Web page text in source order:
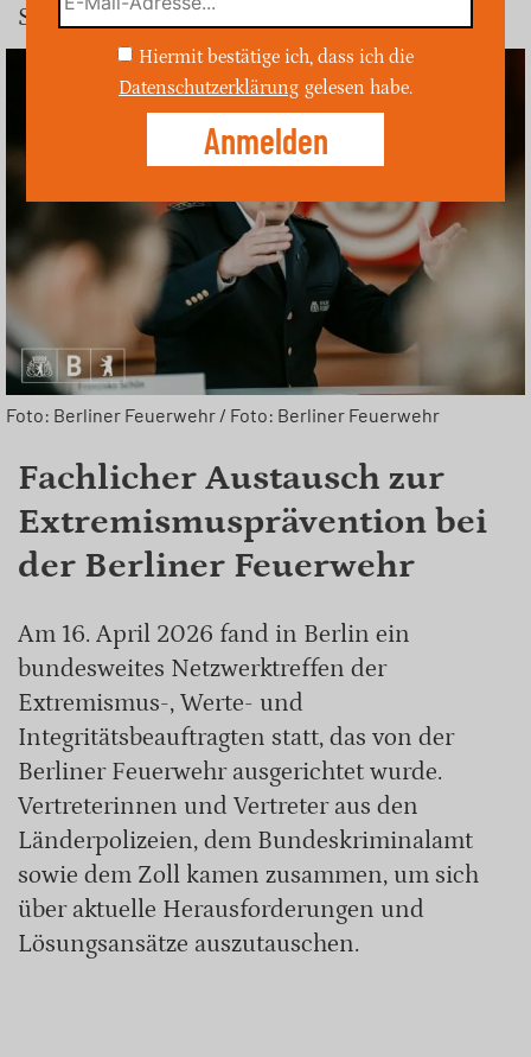
Sicherheitsbehörden.
Foto: Berliner Feuerwehr / Foto: Berliner Feuerwehr
Fachlicher Austausch zur
Extremismusprävention bei
der Berliner Feuerwehr
Am 16. April 2026 fand in Berlin ein
bundesweites Netzwerktreffen der
Extremismus-, Werte- und
Integritätsbeauftragten statt, das von der
Berliner Feuerwehr ausgerichtet wurde.
Vertreterinnen und Vertreter aus den
Länderpolizeien, dem Bundeskriminalamt
sowie dem Zoll kamen zusammen, um sich
über aktuelle Herausforderungen und
Lösungsansätze auszutauschen.
Hiermit bestätige ich, dass ich die
Datenschutzerklärung gelesen habe.